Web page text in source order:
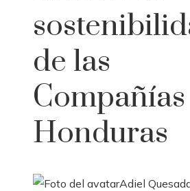
de las
Honduras
Adiel